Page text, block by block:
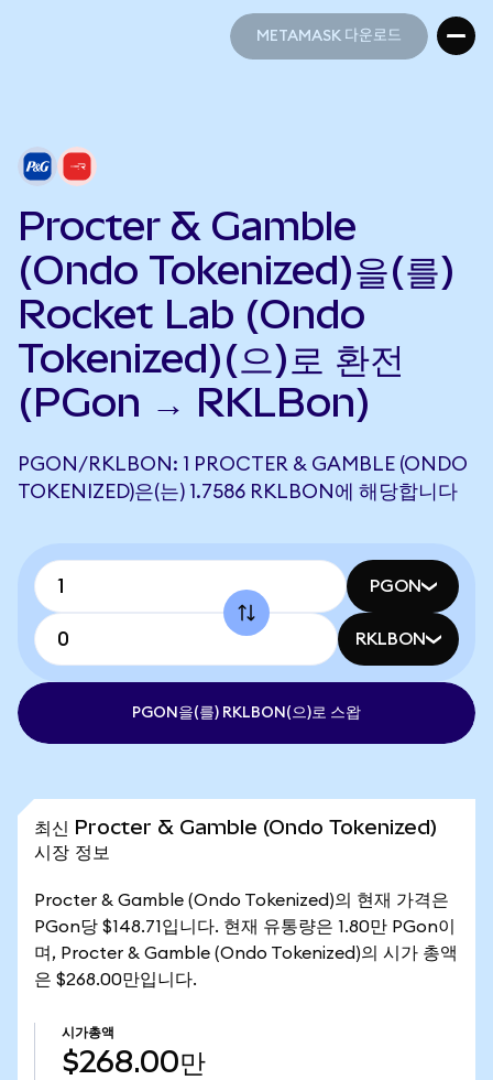
METAMASK 다운로드
Procter & Gamble
(Ondo Tokenized)을(를)
Rocket Lab (Ondo
Tokenized)(으)로 환전
(PGon → RKLBon)
PGON/RKLBON: 1 PROCTER & GAMBLE (ONDO
TOKENIZED)은(는) 1.7586 RKLBON에 해당합니다
PGON
RKLBON
PGON을(를) RKLBON(으)로 스왑
최신 Procter & Gamble (Ondo Tokenized)
시장 정보
Procter & Gamble (Ondo Tokenized)의 현재 가격은
PGon당 $148.71입니다. 현재 유통량은 1.80만 PGon이
며, Procter & Gamble (Ondo Tokenized)의 시가 총액
은 $268.00만입니다.
시가총액
$268.00만